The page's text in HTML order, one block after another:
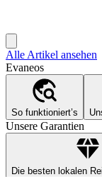
Alle Artikel ansehen
Evaneos
So funktioniert’s
Unsere Garantien
Die besten lokalen